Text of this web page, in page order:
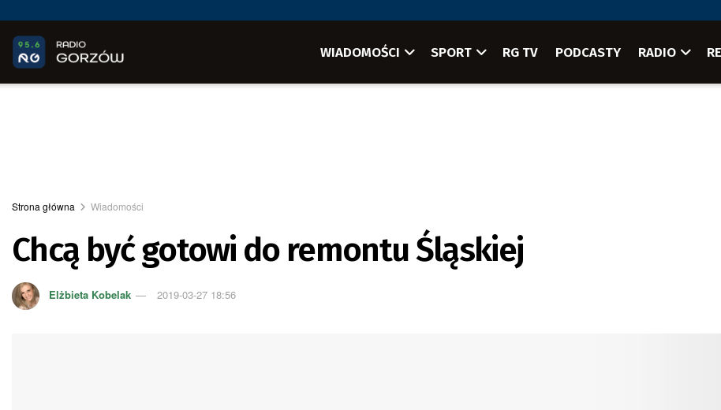
WIADOMOŚCI SPORT RG TV PODCASTY RADIO
Strona główna Wiadomości
Chcą być gotowi do remontu Śląskiej
Elżbieta Kobelak 2019-03-27 18:56